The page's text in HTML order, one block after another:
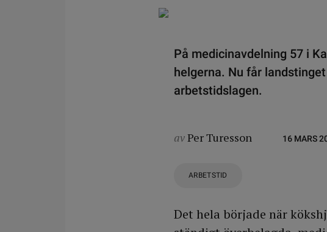
På medicinavdelning 57 i
helgerna. Nu får
arbetstidslagen.
avPer Turesson 16 MARS
ARBETSTID
Det hela började när